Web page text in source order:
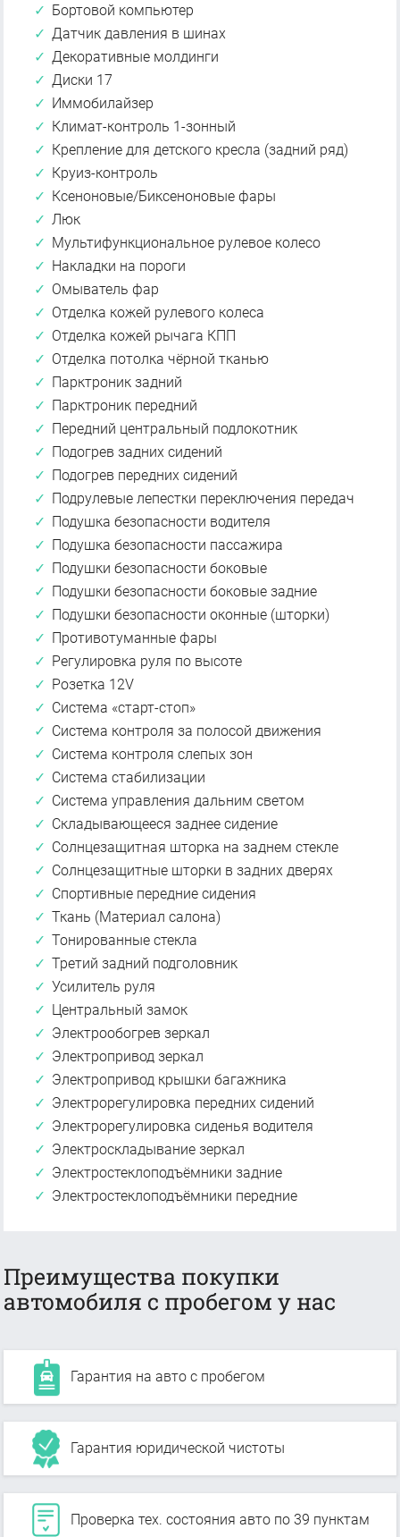
Бортовой компьютер
Датчик давления в шинах
Декоративные молдинги
Диски 17
Иммобилайзер
Климат-контроль 1-зонный
Крепление для детского кресла (задний ряд)
Круиз-контроль
Ксеноновые/Биксеноновые фары
Люк
Мультифункциональное рулевое колесо
Накладки на пороги
Омыватель фар
Отделка кожей рулевого колеса
Отделка кожей рычага КПП
Отделка потолка чёрной тканью
Парктроник задний
Парктроник передний
Передний центральный подлокотник
Подогрев задних сидений
Подогрев передних сидений
Подрулевые лепестки переключения передач
Подушка безопасности водителя
Подушка безопасности пассажира
Подушки безопасности боковые
Подушки безопасности боковые задние
Подушки безопасности оконные (шторки)
Противотуманные фары
Регулировка руля по высоте
Розетка 12V
Система «старт-стоп»
Система контроля за полосой движения
Система контроля слепых зон
Система стабилизации
Система управления дальним светом
Складывающееся заднее сидение
Солнцезащитная шторка на заднем стекле
Солнцезащитные шторки в задних дверях
Спортивные передние сидения
Ткань (Материал салона)
Тонированные стекла
Третий задний подголовник
Усилитель руля
Центральный замок
Электрообогрев зеркал
Электропривод зеркал
Электропривод крышки багажника
Электрорегулировка передних сидений
Электрорегулировка сиденья водителя
Электроскладывание зеркал
Электростеклоподъёмники задние
Электростеклоподъёмники передние
Преимущества покупки
автомобиля с пробегом у нас
Гарантия на авто с пробегом
Гарантия юридической чистоты
Проверка тех. состояния авто по 39 пунктам